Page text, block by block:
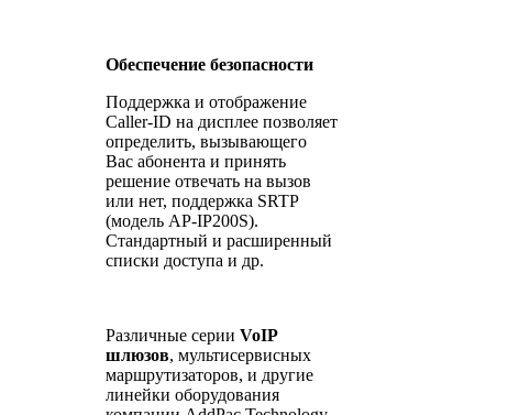
Обеспечение безопасности
Поддержка и отображение
Caller-ID на дисплее позволяет
определить, вызывающего
Вас абонента и принять
решение отвечать на вызов
или нет, поддержка SRTP
(модель AP-IP200S).
Стандартный и расширенный
списки доступа и др.
Различные серии VoIP
шлюзов, мультисервисных
маршрутизаторов, и другие
линейки оборудования